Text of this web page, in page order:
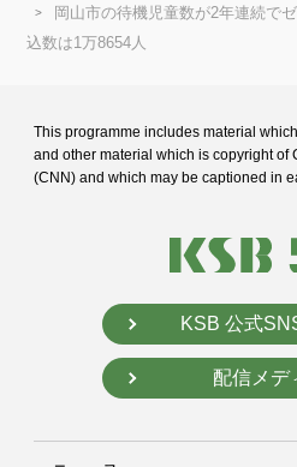
岡山市の待機児童数が2年連続で
込数は1万8654人
This programme includes material
and other material which is copyright of
(CNN) and which may be captioned in
KSB 公式
配信メデ